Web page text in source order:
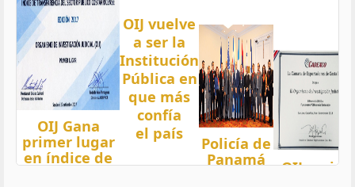
OIJ Gana
primer lugar
en índice de
OIJ vuelve
a ser la
Institución
Pública en
que más
confía
el país
Policía de
Panamá
OIJ mejor